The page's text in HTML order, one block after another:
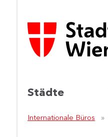
Städte
Internationale Büros